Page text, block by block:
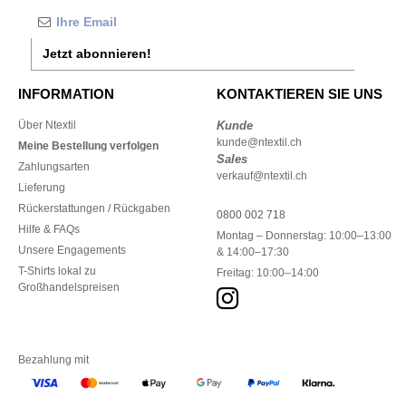
Jetzt abonnieren!
INFORMATION
Über Ntextil
Meine Bestellung verfolgen
Zahlungsarten
Lieferung
Rückerstattungen / Rückgaben
Hilfe & FAQs
Unsere Engagements
T-Shirts lokal zu
Großhandelspreisen
KONTAKTIEREN SIE UNS
Kunde
kunde@ntextil.ch
Sales
verkauf@ntextil.ch
0800 002 718
Montag – Donnerstag: 10:00–13:00
& 14:00–17:30
Freitag: 10:00–14:00
Bezahlung mit